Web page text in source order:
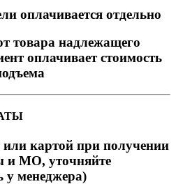
оплачивается отдельно
товара надлежащего
оплачивает стоимость
картой при получении
и МО, уточняйте
у менеджера)